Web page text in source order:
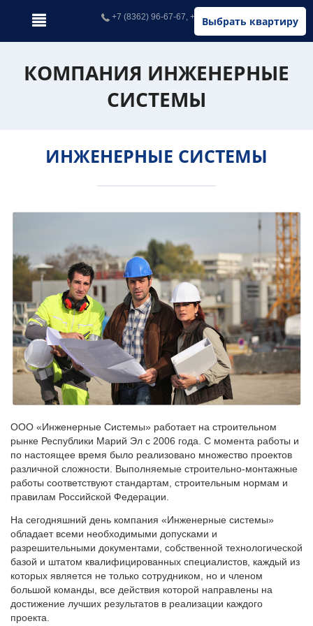
Выбрать квартиру
+7 (8362) 96-67-67, +7 (902) 326-67-67
КОМПАНИЯ ИНЖЕНЕРНЫЕ
СИСТЕМЫ
ИНЖЕНЕРНЫЕ СИСТЕМЫ
ООО «Инженерные Системы» работает на строительном
рынке Республики Марий Эл с 2006 года. С момента работы и
по настоящее время было реализовано множество проектов
различной сложности. Выполняемые строительно-монтажные
работы соответствуют стандартам, строительным нормам и
правилам Российской Федерации.
На сегодняшний день компания «Инженерные системы»
обладает всеми необходимыми допусками и
разрешительными документами, собственной технологической
базой и штатом квалифицированных специалистов, каждый из
которых является не только сотрудником, но и членом
большой команды, все действия которой направлены на
достижение лучших результатов в реализации каждого
проекта.